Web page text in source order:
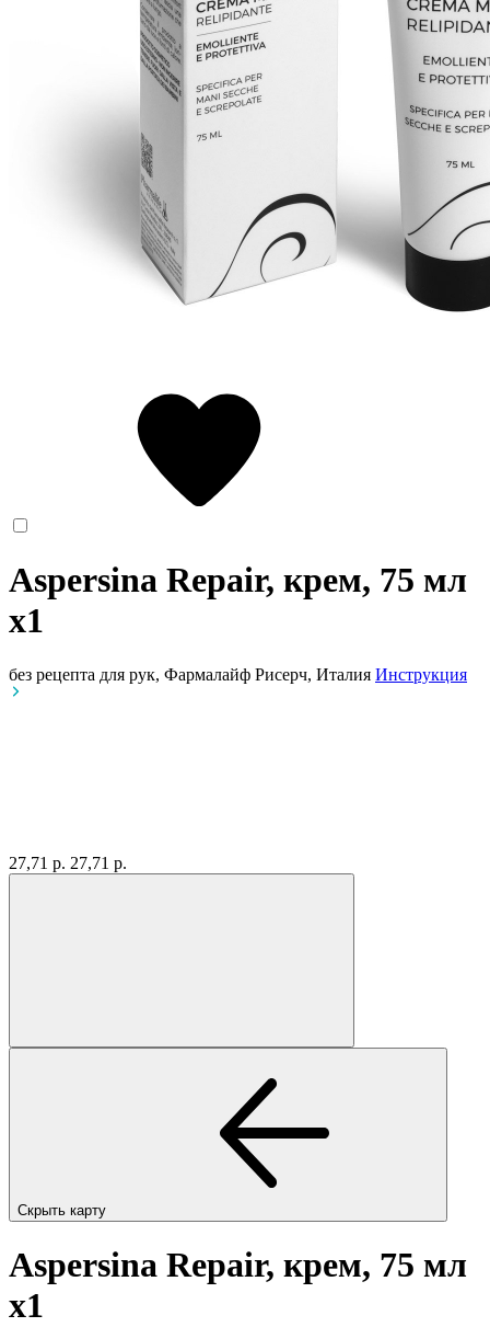
Aspersina Repair, крем, 75 мл
x1
без рецепта для рук, Фармалайф Рисерч, Италия Инструкция
27,71 р. 27,71 р.
Скрыть карту
Aspersina Repair, крем, 75 мл
x1